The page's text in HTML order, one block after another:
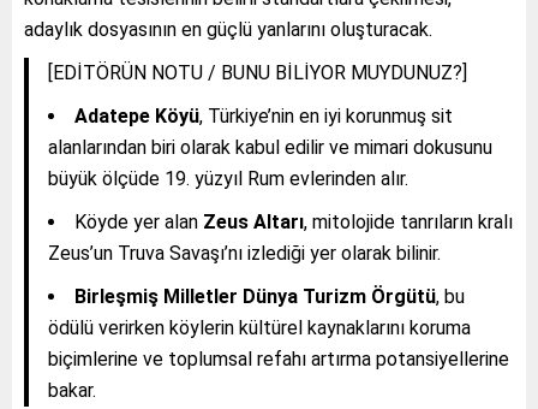
adaylık dosyasının en güçlü yanlarını oluşturacak.
[EDİTÖRÜN NOTU / BUNU BİLİYOR MUYDUNUZ?]
Adatepe Köyü, Türkiye’nin en iyi korunmuş sit
alanlarından biri olarak kabul edilir ve mimari dokusunu
büyük ölçüde 19. yüzyıl Rum evlerinden alır.
Köyde yer alan Zeus Altarı, mitolojide tanrıların kralı
Zeus’un Truva Savaşı’nı izlediği yer olarak bilinir.
Birleşmiş Milletler Dünya Turizm Örgütü, bu
ödülü verirken köylerin kültürel kaynaklarını koruma
biçimlerine ve toplumsal refahı artırma potansiyellerine
bakar.